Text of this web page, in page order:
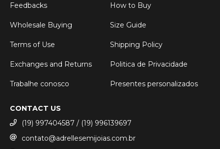
Feedbacks How to Buy
Wholesale Buying Size Guide
Terms of Use Shipping Policy
Exchanges and Returns Politica de Privacidade
Trabalhe conosco Presentes personalizados
CONTACT US
(19) 997404587 / (19) 996139697
contato@adrellesemijoias.com.br